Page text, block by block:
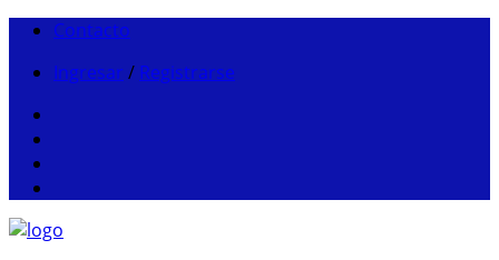
Contacto
Ingresar / Registrarse